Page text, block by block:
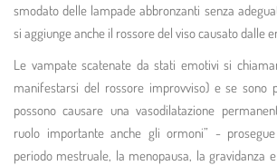
smodato delle lampade abbronzanti senza
si aggiunge anche il rossore del viso causato dalle
Le vampate scatenate da stati emotivi si
manifestarsi del rossore improvviso) e se sono
possono causare una vasodilatazione
ruolo importante anche gli ormoni” -
periodo mestruale, la menopausa, la gravidanza e